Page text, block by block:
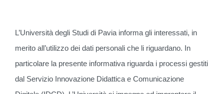
L’Università degli Studi di Pavia informa gli interessati, in
merito all’utilizzo dei dati personali che li riguardano. In
particolare la presente informativa riguarda i processi gestiti
dal Servizio Innovazione Didattica e Comunicazione